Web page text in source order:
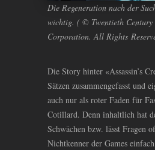
Die Regeneration nach der
wichtig. ( © Twentieth
Corporation. All Rights
Die Story hinter «Assassin’s
Sätzen zusammengefasst und
auch nur als roter Faden für
Cotillard. Denn inhaltlich hat
Schwächen bzw. lässt Fragen
Nichtkenner der Games